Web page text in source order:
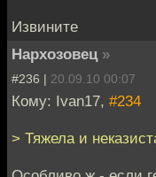
Извините
Нархозовец »
#236 | 20.09.10 00:07
Кому: Ivan17, #234
> Тяжела и